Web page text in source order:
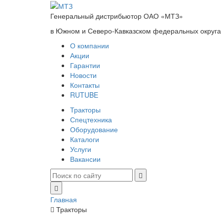
Генеральный дистрибьютор ОАО «МТЗ»
в Южном и Северо-Кавказском федеральных
О компании
Акции
Гарантии
Новости
Контакты
RUTUBE
Тракторы
Спецтехника
Оборудование
Каталоги
Услуги
Вакансии
Главная
Тракторы